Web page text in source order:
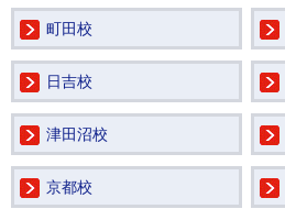
町田校
日吉校
津田沼校
京都校